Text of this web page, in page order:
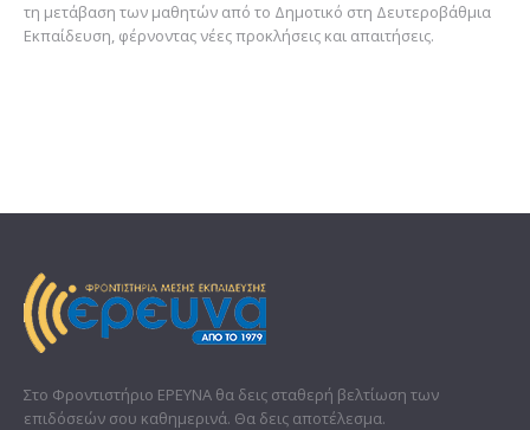
τη μετάβαση των μαθητών από το Δημοτικό στη Δευτεροβάθμια
Εκπαίδευση, φέρνοντας νέες προκλήσεις και απαιτήσεις.
Στο Φροντιστήριο ΕΡΕΥΝΑ θα δεις σταθερή βελτίωση των
επιδόσεών σου καθημερινά. Θα δεις αποτέλεσμα.